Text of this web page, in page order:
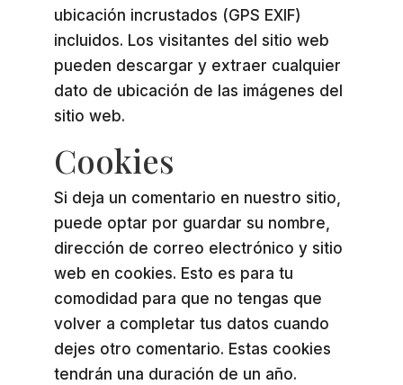
ubicación incrustados (GPS EXIF)
incluidos. Los visitantes del sitio web
pueden descargar y extraer cualquier
dato de ubicación de las imágenes del
sitio web.
Cookies
Si deja un comentario en nuestro sitio,
puede optar por guardar su nombre,
dirección de correo electrónico y sitio
web en cookies. Esto es para tu
comodidad para que no tengas que
volver a completar tus datos cuando
dejes otro comentario. Estas cookies
tendrán una duración de un año.